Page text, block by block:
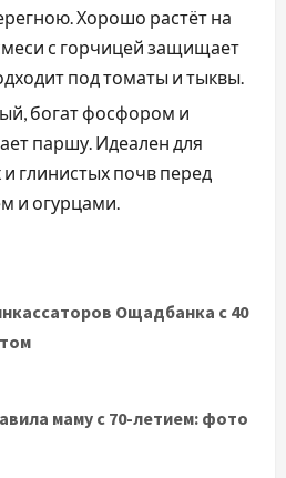
Хорошо растёт на
с горчицей защищает
под томаты и тыквы.
богат фосфором и
паршу. Идеален для
глинистых почв перед
и огурцами.
Ощадбанка с 40
маму с 70-летием: фото